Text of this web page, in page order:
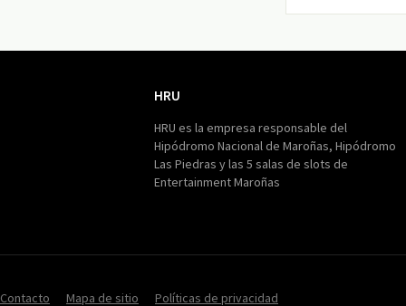
HRU
HRU es la empresa responsable del
Hipódromo Nacional de Maroñas, Hipódromo
Las Piedras y las 5 salas de slots de
Entertainment Maroñas
Contacto Mapa de sitio Políticas de privacidad